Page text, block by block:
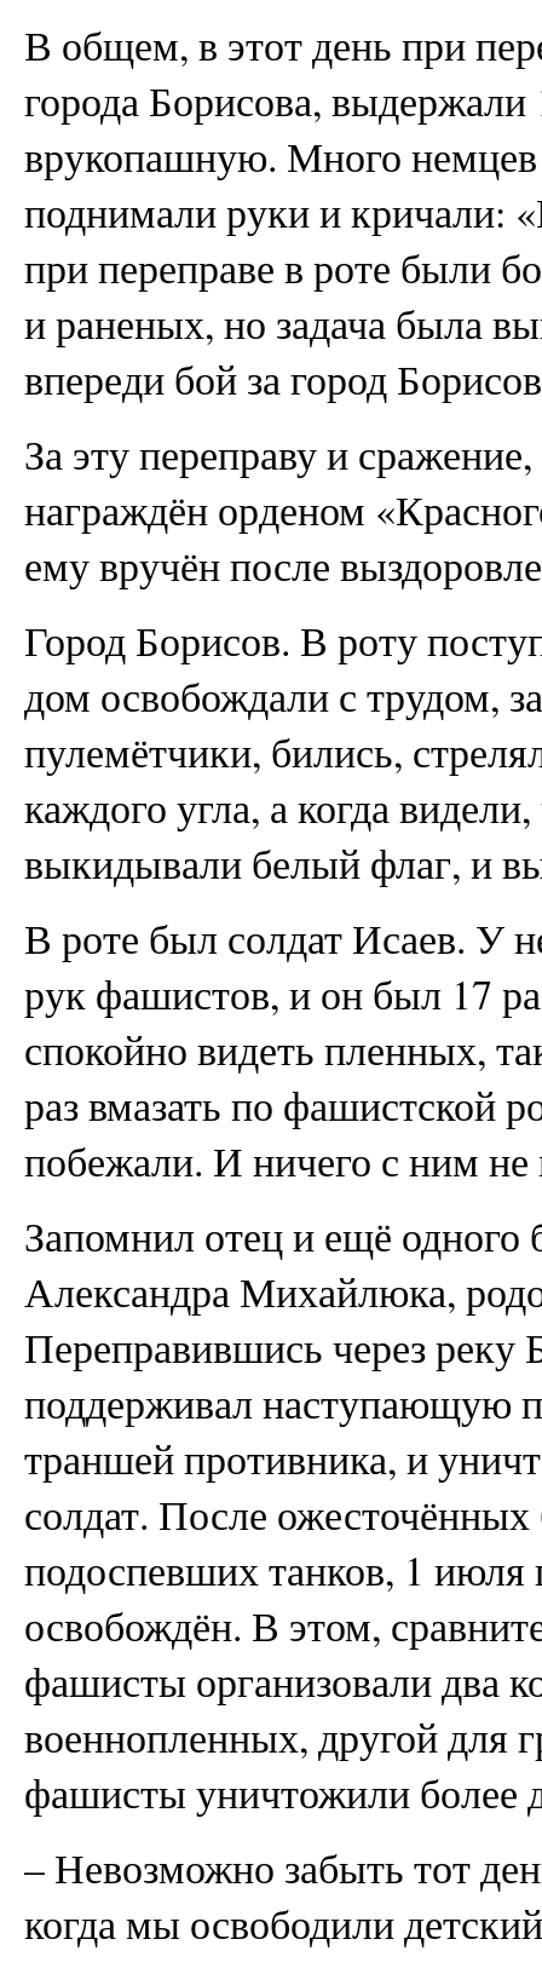
В общем, в этот день при
города Борисова, выдержали
врукопашную. Много
поднимали руки и кричали:
при переправе в роте были
и раненых, но задача была
впереди бой за город
За эту переправу и
награждён орденом
ему вручён после
Город Борисов. В роту
дом освобождали с трудом,
пулемётчики, бились,
каждого угла, а когда
выкидывали белый флаг, и
В роте был солдат Исаев. У
рук фашистов, и он был 17
спокойно видеть пленных,
раз вмазать по фашистской
побежали. И ничего с ним не
Запомнил отец и ещё одного
Александра Михайлюка,
Переправившись через реку
поддерживал наступающую
траншей противника, и
солдат. После
подоспевших танков, 1 июля
освобождён. В этом,
фашисты организовали два
военнопленных, другой для
фашисты уничтожили более
– Невозможно забыть тот
когда мы освободили